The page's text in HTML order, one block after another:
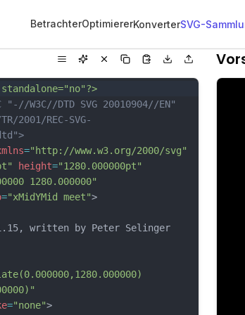
BetrachterOptimiererKonverterSVG-
"-//W3C//DTD SVG 20010904//EN"
2001/REC-SVG-
="http://www.w3.org/2000/svg"
height="1280.000000pt"
1280.000000"
="xMidYMid meet">
written by Peter Selinger
="none">